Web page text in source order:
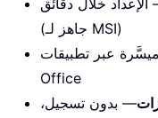
(جاهز لـ MSI)
عبر تطبيقات
Office
— بدون تسجيل،